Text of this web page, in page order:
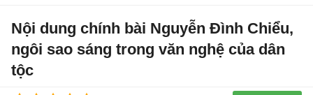
Nội dung chính bài Nguyễn Đình Chiểu,
ngôi sao sáng trong văn nghệ của dân
tộc